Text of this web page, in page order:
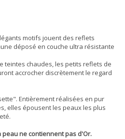
motifs jouent des reflets
déposé en couche ultra résistante
teintes chaudes, les petits reflets de
accrocher discrètement le regard
". Entièrement réalisées en pur
elles épousent les peaux les plus
peau ne contiennent pas d'Or.